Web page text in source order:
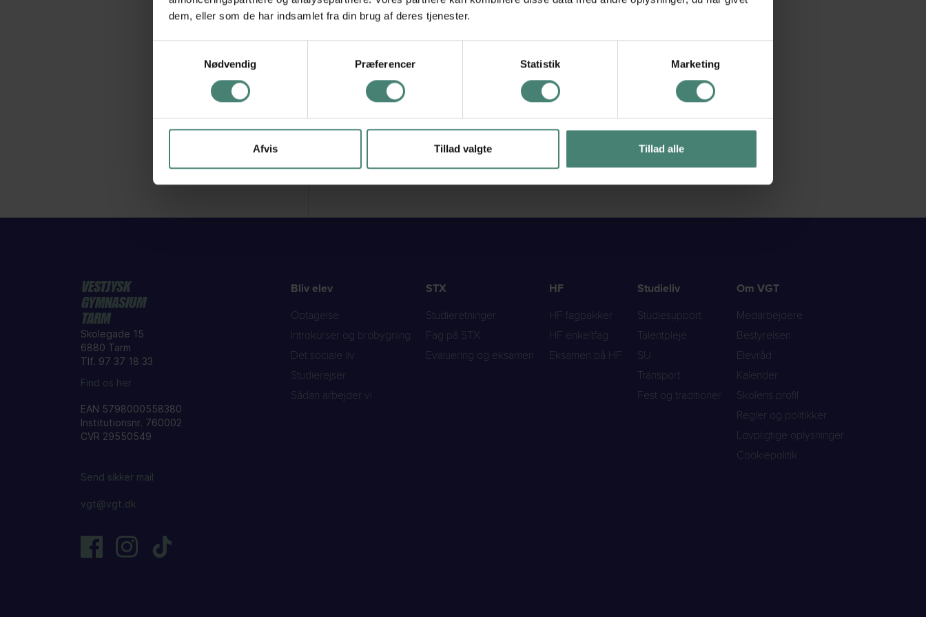
dem, eller som de har indsamlet fra din brug af deres tjenester.
Nødvendig
Præferencer Statistik Marketing
Afvis Tillad valgte Tillad alle
Vicerektor
mma@vgt.dk
25282934
VESTJYSK
GYMNASIUM
TARM
Skolegade 15
6880 Tarm
Tlf. 97 37 18 33
Find os her
EAN 5798000558380
Institutionsnr. 760002
CVR 29550549
Send sikker mail
vgt@vgt.dk
Bliv elev
Optagelse
Introkurser og brobygning
Det sociale liv
Studierejser
Sådan arbejder vi
STX
Studieretninger
Fag på STX
Evaluering og eksamen
HF
HF fagpakker
HF enkeltfag
Eksamen på HF
Studieliv
Studiesupport
Talentpleje
SU
Transport
Fest og traditioner
Om VGT
Medarbejdere
Bestyrelsen
Elevråd
Kalender
Skolens profil
Regler og politikker
Lovpligtige oplysninger
Cookiepolitik